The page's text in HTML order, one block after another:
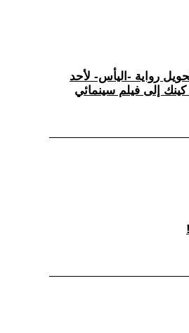
رواية -اليأس- لأحد
إلى فيلم سينمائي